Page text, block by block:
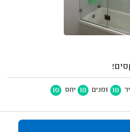
10 זמנים 10 יחס 10